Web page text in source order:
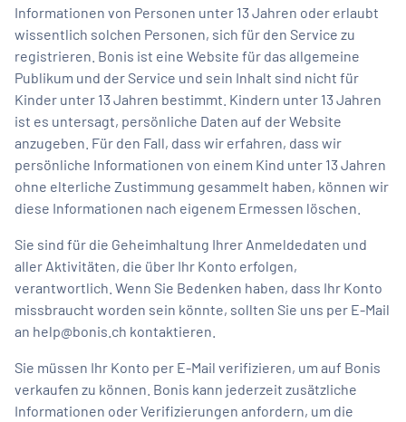
Informationen von Personen unter 13 Jahren oder erlaubt
wissentlich solchen Personen, sich für den Service zu
registrieren. Bonis ist eine Website für das allgemeine
Publikum und der Service und sein Inhalt sind nicht für
Kinder unter 13 Jahren bestimmt. Kindern unter 13 Jahren
ist es untersagt, persönliche Daten auf der Website
anzugeben. Für den Fall, dass wir erfahren, dass wir
persönliche Informationen von einem Kind unter 13 Jahren
ohne elterliche Zustimmung gesammelt haben, können wir
diese Informationen nach eigenem Ermessen löschen.
Sie sind für die Geheimhaltung Ihrer Anmeldedaten und
aller Aktivitäten, die über Ihr Konto erfolgen,
verantwortlich. Wenn Sie Bedenken haben, dass Ihr Konto
missbraucht worden sein könnte, sollten Sie uns per E-Mail
an help@bonis.ch kontaktieren.
Sie müssen Ihr Konto per E-Mail verifizieren, um auf Bonis
verkaufen zu können. Bonis kann jederzeit zusätzliche
Informationen oder Verifizierungen anfordern, um die